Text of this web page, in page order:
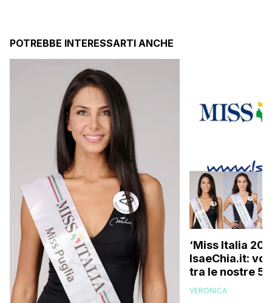
POTREBBE INTERESSARTI ANCHE
‘Miss Italia
IsaeChia.it:
tra le nostre 5
VERONICA